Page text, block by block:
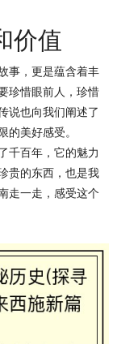
价值
事，更是蕴含着丰
珍惜眼前人，珍惜
说也向我们阐述了
美好感受。
千百年，它的魅力
贵的东西，也是我
走一走，感受这个